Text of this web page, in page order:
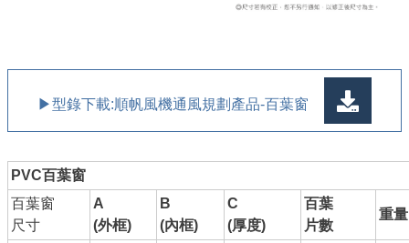
▶型錄下載:順帆風機通風規劃產品-百葉窗
PVC百葉窗
百葉窗
尺寸
A
(外框)
B
(內框)
C
(厚度)
百葉
片數
重量